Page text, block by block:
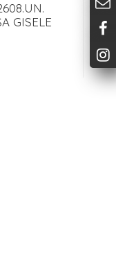
GISELE